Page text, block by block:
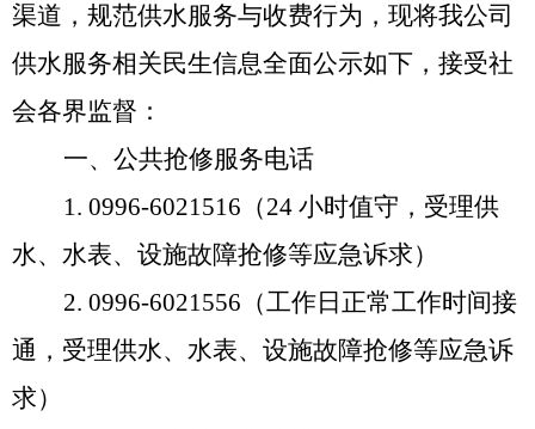
渠道，规范供水服务与收费行为，现将我公司
供水服务相关民生信息全面公示如下，接受社
会各界监督：
一、 公共抢修服务电话
1. 0996-6021516 （24 小时值守，受理供
水、水表、设施故障抢修等应急诉求）
2. 0996-6021556 （工作日正常工作时间接
通，受理供水、水表、 设施故障抢修等应急诉
求）